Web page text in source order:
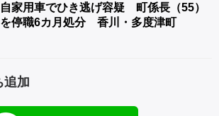
自家用車でひき逃げ容疑 町係長（55）
を停職6カ月処分 香川・多度津町
追加